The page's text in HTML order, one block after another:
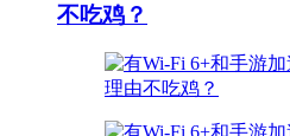
不吃鸡？